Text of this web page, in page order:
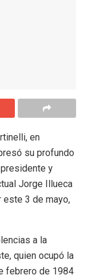
en
su profundo
y
Jorge Illueca
este 3 de mayo,
a la
quien ocupó la
febrero de 1984